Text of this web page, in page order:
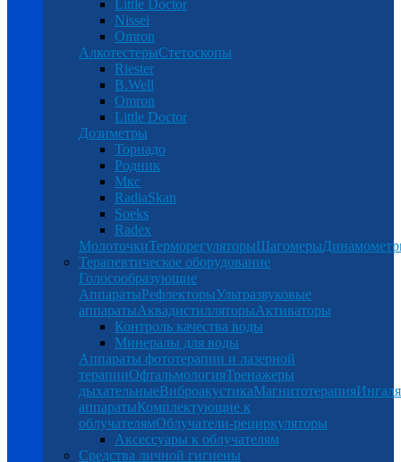
Little Doctor
Nissei
Omron
АлкотестерыСтетоскопы
Riester
B.Well
Omron
Little Doctor
Дозиметры
Торнадо
Родник
Мкс
RadiaSkan
Soeks
Radex
МолоточкиТерморегуляторыШагомеры
Терапевтическое оборудование
Голосообразующие
АппаратыРефлекторыУльтразвуковые
аппаратыАквадистилляторыАктиваторы
Контроль качества воды
Минералы для воды
Аппараты фототерапии и лазерной
терапииОфтальмологияТренажеры
дыхательныеВиброакустикаМагнитотерапия
аппаратыКомплектующие к
облучателямОблучатели-рециркуляторы
Аксессуары к облучателям
Средства личной гигиены